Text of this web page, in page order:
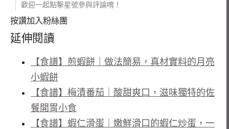
歡迎一起點擊星號參與評論唷！
按讚加入粉絲團
延伸閱讀
【食譜】煎蝦餅｜做法簡易，真材實料的月亮
小蝦餅
【食譜】梅漬番茄｜酸甜爽口，滋味獨特的佐
餐開胃小食
【食譜】蝦仁滑蛋｜嫩鮮滑口的蝦仁炒蛋，一